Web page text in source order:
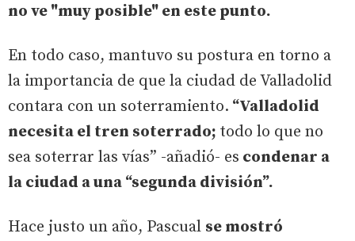
no ve "muy posible" en este punto.
En todo caso, mantuvo su postura en torno a
la importancia de que la ciudad de Valladolid
contara con un soterramiento. “Valladolid
necesita el tren soterrado; todo lo que no
sea soterrar las vías” -añadió- es condenar a
la ciudad a una “segunda división”.
Hace justo un año, Pascual se mostró